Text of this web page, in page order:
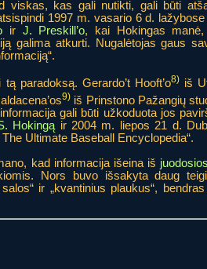
viskas, kas gali nutikti, gali būti
1997 m. vasario 6 d.
ir J. Preskill’o, kai Hokingas
galima atkurti. Nugalėtojas gaus
paradoksą. Gerardo’t Hooft’o8) iš
9)iš Prinstono Pažangių
gali būti užkoduota jos
Hokingąir 2004 m. liepos 21 d.
The Ultimate Baseball Encyclopedia“.
kad informacija išeina iš
Nors buvo išsakyta daug
ir „kvantinius plaukus“,